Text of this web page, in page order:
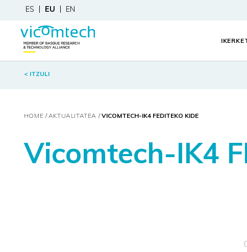
ES EU EN
< ITZULI
HOME AKTUALITATEA VICOMTECH-IK4 FEDITEKO KIDE
Vicomtech-IK4